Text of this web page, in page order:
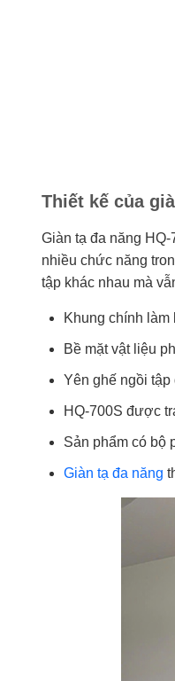
Thiết kế của
Giàn tạ đa năng
nhiều chức năng
tập khác nhau mà
Khung chính làm
Bề mặt vật liệu
Yên ghế ngồi tập
HQ-700S được
Sản phẩm có bộ
Giàn tạ đa năng